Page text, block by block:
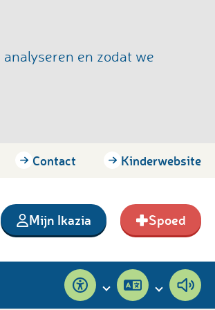
en zodat we
Contact Kinderwebsite
Mijn Ikazia Spoed
Toegankelijkheid
Pagina